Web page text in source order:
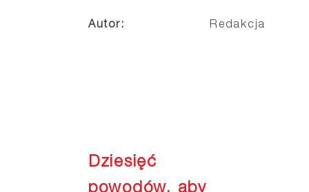
Autor: Redakcja
Dziesięć